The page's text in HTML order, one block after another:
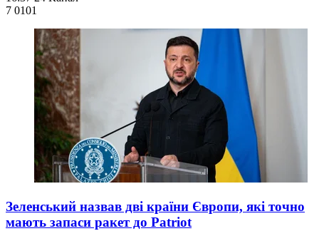
7 0101
Зеленський назвав дві країни Європи, які точно
мають запаси ракет до Patriot